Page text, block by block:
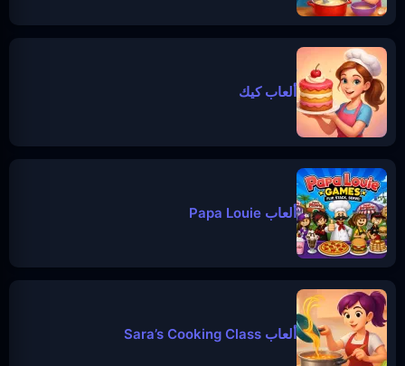
ألعاب كيك
ألعاب Papa Louie
ألعاب Sara’s Cooking Class